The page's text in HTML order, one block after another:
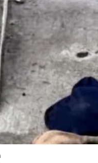
trọng tại Canada,
ở Đông Nam nước
mừng Quốc khánh Mỹ
thế giới